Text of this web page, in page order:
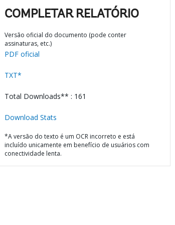
COMPLETAR RELATÓRIO
Versão oficial do documento (pode conter
assinaturas, etc.)
PDF oficial
TXT*
Total Downloads** : 161
Download Stats
*A versão do texto é um OCR incorreto e está
incluído unicamente em benefício de usuários com
conectividade lenta.